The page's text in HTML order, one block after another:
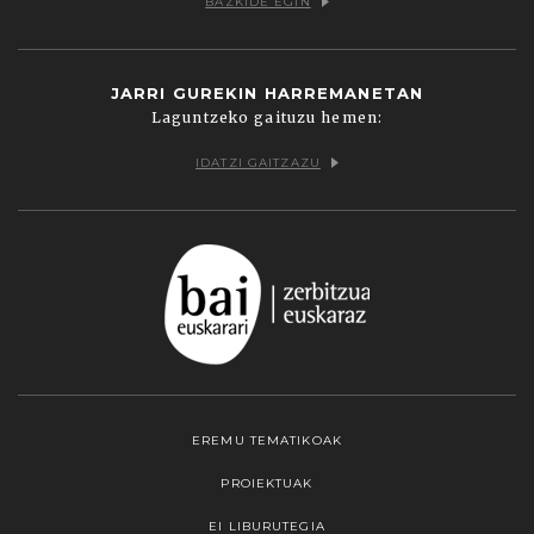
JARRI GUREKIN HARREMANETAN
Laguntzeko gaituzu hemen:
IDATZI GAITZAZU
EREMU TEMATIKOAK
PROIEKTUAK
EI LIBURUTEGIA